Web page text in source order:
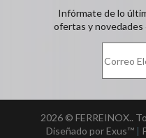
Infórmate de lo
ofertas y
2026 © FERREINOX..
Diseñado por Exus™ |